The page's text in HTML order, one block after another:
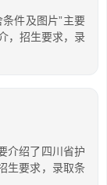
件及图片”主要
，招生要求，录
介绍了四川省护
生要求，录取条